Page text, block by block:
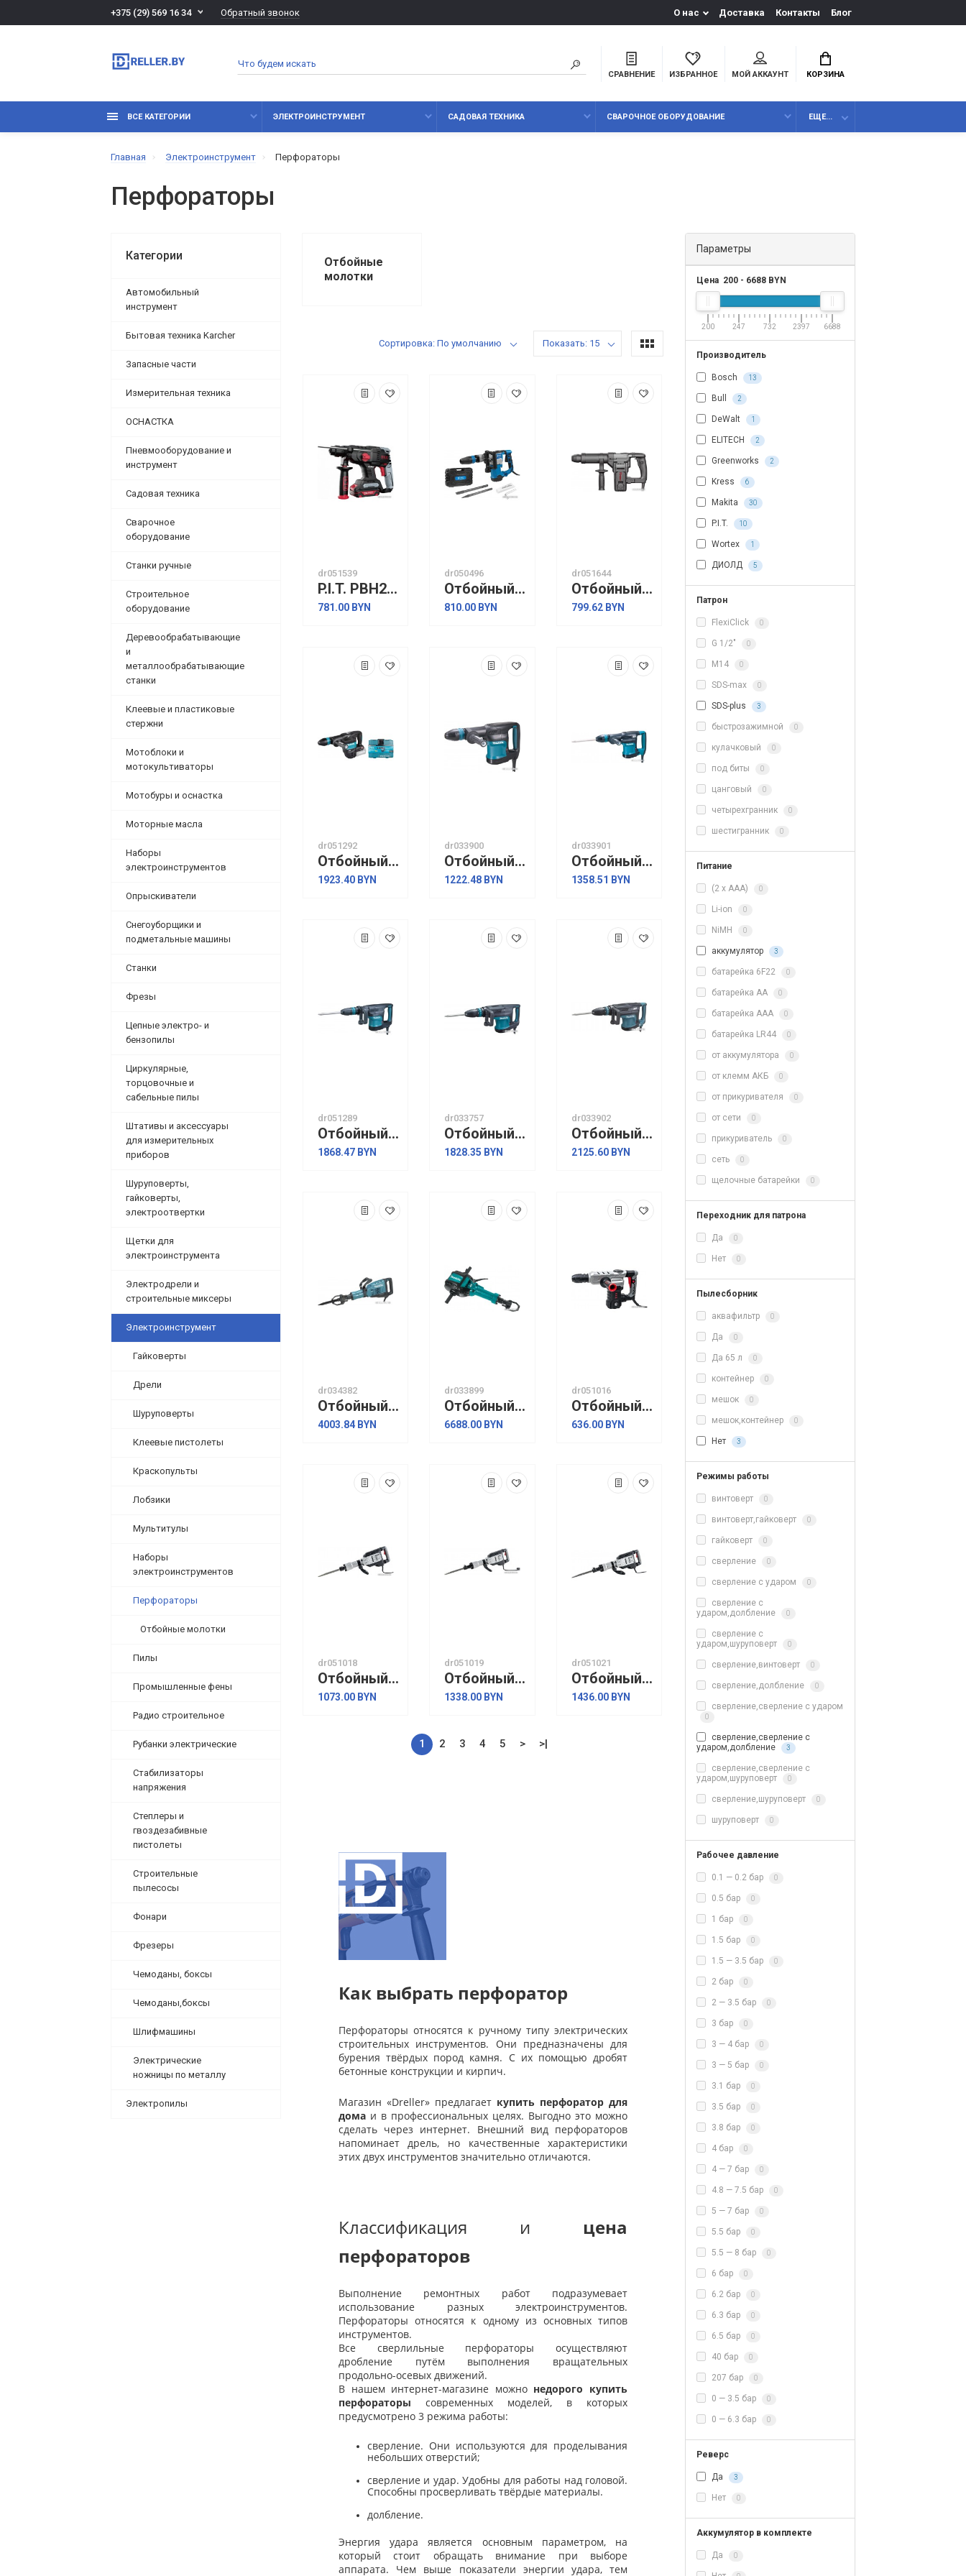
+375 (29) 569 16 34 Обратный звонок О нас Доставка Контакты Блог
СРАВНЕНИЕ ИЗБРАННОЕ МОЙ АККАУНТ КОРЗИНА
ВСЕ КАТЕГОРИИ ЭЛЕКТРОИНСТРУМЕНТ САДОВАЯ ТЕХНИКА СВАРОЧНОЕ ОБОРУДОВАНИЕ ЕЩЕ...
Главная Электроинструмент Перфораторы
Перфораторы
Категории
Автомобильный
инструмент
Бытовая техника Karcher
Запасные части
Измерительная техника
ОСНАСТКА
Пневмооборудование и
инструмент
Садовая техника
Сварочное
оборудование
Станки ручные
Строительное
оборудование
Деревообрабатывающие
и
металлообрабатывающие
станки
Клеевые и пластиковые
стержни
Мотоблоки и
мотокультиваторы
Мотобуры и оснастка
Моторные масла
Наборы
электроинструментов
Опрыскиватели
Снегоуборщики и
подметальные машины
Станки
Фрезы
Цепные электро- и
бензопилы
Циркулярные,
торцовочные и
сабельные пилы
Штативы и аксессуары
для измерительных
приборов
Шуруповерты,
гайковерты,
электроотвертки
Щетки для
электроинструмента
Электродрели и
строительные миксеры
Электроинструмент
Гайковерты
Дрели
Шуруповерты
Клеевые пистолеты
Краскопульты
Лобзики
Мультитулы
Наборы
электроинструментов
Перфораторы
Отбойные молотки
Пилы
Промышленные фены
Радио строительное
Рубанки электрические
Стабилизаторы
напряжения
Степлеры и
гвоздезабивные
пистолеты
Строительные
пылесосы
Фонари
Фрезеры
Чемоданы, боксы
Чемоданы,боксы
Шлифмашины
Электрические
ножницы по металлу
Электропилы
Отбойные
молотки
Сортировка: По умолчанию Показать: 15
dr051539
P.I.T. PBH20H-22A/1 (с 1-им АКБ, кейс)
781.00 BYN
dr050496
Отбойный молоток Bull SH 1101
810.00 BYN
dr051644
Отбойный молоток Kress KU341
799.62 BYN
dr051292
Отбойный молоток Makita HM001GZ02 (без АКБ, кейс)
1923.40 BYN
dr033900
Отбойный молоток Makita HM0870C
1222.48 BYN
dr033901
Отбойный молоток Makita HM0871C
1358.51 BYN
dr051289
Отбойный молоток Makita HM1101C
1868.47 BYN
dr033757
Отбойный молоток Makita HM1203C
1828.35 BYN
dr033902
Отбойный молоток Makita HM1213C
2125.60 BYN
dr034382
Отбойный молоток Makita HM1307CB
4003.84 BYN
dr033899
Отбойный молоток Makita HM1812
6688.00 BYN
dr051016
Отбойный молоток P.I.T GSH25-C
636.00 BYN
dr051018
Отбойный молоток P.I.T GSH65-C2
1073.00 BYN
dr051019
Отбойный молоток P.I.T GSH65-C3
1338.00 BYN
dr051021
Отбойный молоток P.I.T GSH90-C2
1436.00 BYN
1 2 3 4 5 > >|
Как выбрать перфоратор
Перфораторы относятся к ручному типу электрических
строительных инструментов. Они предназначены для
бурения твёрдых пород камня. С их помощью дробят
бетонные конструкции и кирпич.
Магазин «Dreller» предлагает купить перфоратор для
домаи в профессиональных целях. Выгодно это можно
сделать через интернет. Внешний вид перфораторов
напоминает дрель, но качественные характеристики
этих двух инструментов значительно отличаются.
Классификация и цена
перфораторов
Выполнение ремонтных работ подразумевает
использование разных электроинструментов.
Перфораторы относятся к одному из основных типов
инструментов.
Все сверлильные перфораторы осуществляют
дробление путём выполнения вращательных
продольно-осевых движений.
В нашем интернет-магазине можно недорого купить
перфораторы современных моделей, в которых
предусмотрено 3 режима работы:
сверление. Они используются для проделывания
небольших отверстий;
сверление и удар. Удобны для работы над головой.
Способны просверливать твёрдые материалы.
долбление.
Энергия удара является основным параметром, на
который стоит обращать внимание при выборе
аппарата. Чем выше показатели энергии удара, тем
Параметры
Цена 200 - 6688 BYN
200 247 732 2397 6688
Производитель
Bosch 13
Bull 2
DeWalt 1
ELITECH 2
Greenworks 2
Kress 6
Makita 30
P.I.T. 10
Wortex 1
ДИОЛД 5
Патрон
FlexiClick 0
G 1/2" 0
M14 0
SDS-max 0
SDS-plus 3
быстрозажимной 0
кулачковый 0
под биты 0
цанговый 0
четырехгранник 0
шестигранник 0
Питание
(2 x AAA) 0
Li-ion 0
NiMH 0
аккумулятор 3
батарейка 6F22 0
батарейка AA 0
батарейка AAA 0
батарейка LR44 0
от аккумулятора 0
от клемм АКБ 0
от прикуривателя 0
от сети 0
прикуриватель 0
сеть 0
щелочные батарейки 0
Переходник для патрона
Да 0
Нет 0
Пылесборник
аквафильтр 0
Да 0
Да 65 л 0
контейнер 0
мешок 0
мешок,контейнер 0
Нет 3
Режимы работы
винтоверт 0
винтоверт,гайковерт 0
гайковерт 0
сверление 0
сверление с ударом 0
сверление с
ударом,долбление
0
сверление с
ударом,шуруповерт
0
сверление,винтоверт 0
сверление,долбление 0
сверление,сверление с ударом
0
сверление,сверление с
ударом,долбление
3
сверление,сверление с
ударом,шуруповерт
0
сверление,шуруповерт 0
шуруповерт 0
Рабочее давление
0.1 — 0.2 бар 0
0.5 бар 0
1 бар 0
1.5 бар 0
1.5 — 3.5 бар 0
2 бар 0
2 — 3.5 бар 0
3 бар 0
3 — 4 бар 0
3 — 5 бар 0
3.1 бар 0
3.5 бар 0
3.8 бар 0
4 бар 0
4 — 7 бар 0
4.8 — 7.5 бар 0
5 — 7 бар 0
5.5 бар 0
5.5 — 8 бар 0
6 бар 0
6.2 бар 0
6.3 бар 0
6.5 бар 0
40 бар 0
207 бар 0
0 — 3.5 бар 0
0 — 6.3 бар 0
Реверс
Да 3
Нет 0
Аккумулятор в комплекте
Да 0